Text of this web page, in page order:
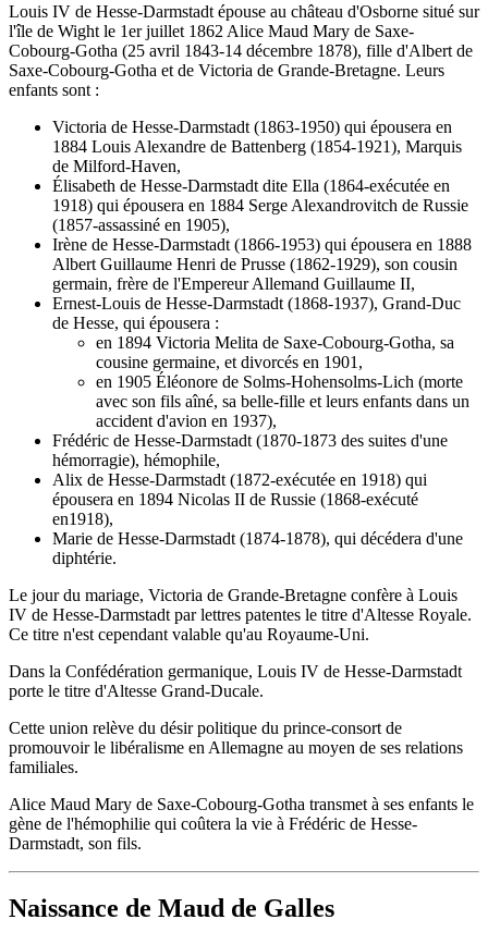
Louis IV de Hesse-Darmstadt épouse au château d'Osborne situé sur
l'île de Wight le 1er juillet 1862 Alice Maud Mary de Saxe-
Cobourg-Gotha (25 avril 1843-14 décembre 1878), fille d'Albert de
Saxe-Cobourg-Gotha et de Victoria de Grande-Bretagne. Leurs
enfants sont :
Victoria de Hesse-Darmstadt (1863-1950) qui épousera en
1884 Louis Alexandre de Battenberg (1854-1921), Marquis
de Milford-Haven,
Élisabeth de Hesse-Darmstadt dite Ella (1864-exécutée en
1918) qui épousera en 1884 Serge Alexandrovitch de Russie
(1857-assassiné en 1905),
Irène de Hesse-Darmstadt (1866-1953) qui épousera en 1888
Albert Guillaume Henri de Prusse (1862-1929), son cousin
germain, frère de l'Empereur Allemand Guillaume II,
Ernest-Louis de Hesse-Darmstadt (1868-1937), Grand-Duc
de Hesse, qui épousera :
en 1894 Victoria Melita de Saxe-Cobourg-Gotha, sa
cousine germaine, et divorcés en 1901,
en 1905 Éléonore de Solms-Hohensolms-Lich (morte
avec son fils aîné, sa belle-fille et leurs enfants dans un
accident d'avion en 1937),
Frédéric de Hesse-Darmstadt (1870-1873 des suites d'une
hémorragie), hémophile,
Alix de Hesse-Darmstadt (1872-exécutée en 1918) qui
épousera en 1894 Nicolas II de Russie (1868-exécuté
en1918),
Marie de Hesse-Darmstadt (1874-1878), qui décédera d'une
diphtérie.
Le jour du mariage, Victoria de Grande-Bretagne confère à Louis
IV de Hesse-Darmstadt par lettres patentes le titre d'Altesse Royale.
Ce titre n'est cependant valable qu'au Royaume-Uni.
Dans la Confédération germanique, Louis IV de Hesse-Darmstadt
porte le titre d'Altesse Grand-Ducale.
Cette union relève du désir politique du prince-consort de
promouvoir le libéralisme en Allemagne au moyen de ses relations
familiales.
Alice Maud Mary de Saxe-Cobourg-Gotha transmet à ses enfants le
gène de l'hémophilie qui coûtera la vie à Frédéric de Hesse-
Darmstadt, son fils.
Naissance de Maud de Galles